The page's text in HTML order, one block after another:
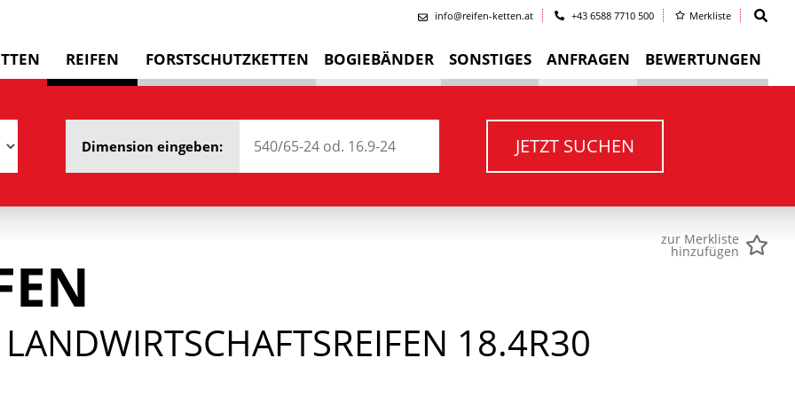
info@reifen-ketten.at +43 6588 7710 500 Merkliste
REIFEN FORSTSCHUTZKETTEN BOGIEBÄNDER SONSTIGES ANFRAGEN BEWERTUNGEN
Dimension eingeben: JETZT SUCHEN
zur Merkliste
hinzufügen
18.4R30